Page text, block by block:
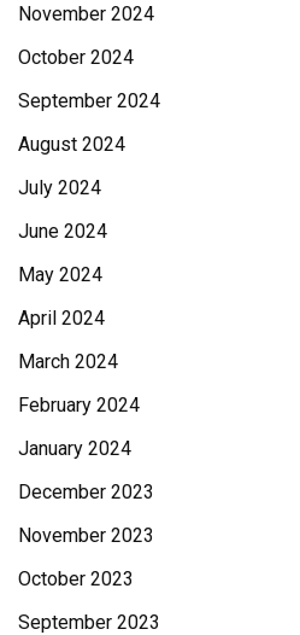
November 2024
October 2024
September 2024
August 2024
July 2024
June 2024
May 2024
April 2024
March 2024
February 2024
January 2024
December 2023
November 2023
October 2023
September 2023